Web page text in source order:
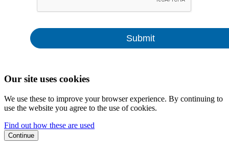
Submit
Our site uses cookies
We use these to improve your browser experience. By continuing to
use the website you agree to the use of cookies.
Find out how these are used
Continue